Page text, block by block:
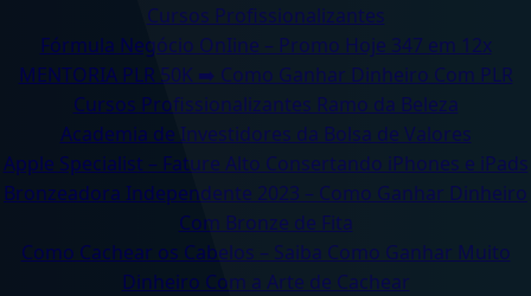
Cursos Profissionalizantes
Fórmula Negócio OnIine – Promo Hoje 347 em 12x
MENTORIA PLR 50K ➡️ Como Ganhar Dinheiro Com PLR
Cursos Profissionalizantes Ramo da Beleza
Academia de Investidores da Bolsa de Valores
Apple Specialist – Fature Alto Consertando iPhones e iPads
Bronzeadora Independente 2023 – Como Ganhar Dinheiro
Com Bronze de Fita
Como Cachear os Cabelos – Saiba Como Ganhar Muito
Dinheiro Com a Arte de Cachear